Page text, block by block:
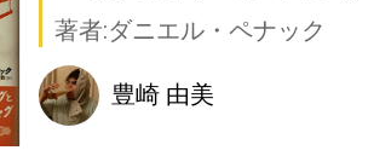
著者:ダニエル・ペナック
豊崎 由美